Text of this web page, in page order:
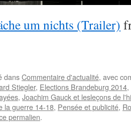
um nichts (Trailer)
dansCommentaire d'actualité, avec
Stiegler, Elections Brandeburg 2014,
, Joachim Gauck et lesleçons de
la guerre 14-18, Pensée et publicité,
permalien.